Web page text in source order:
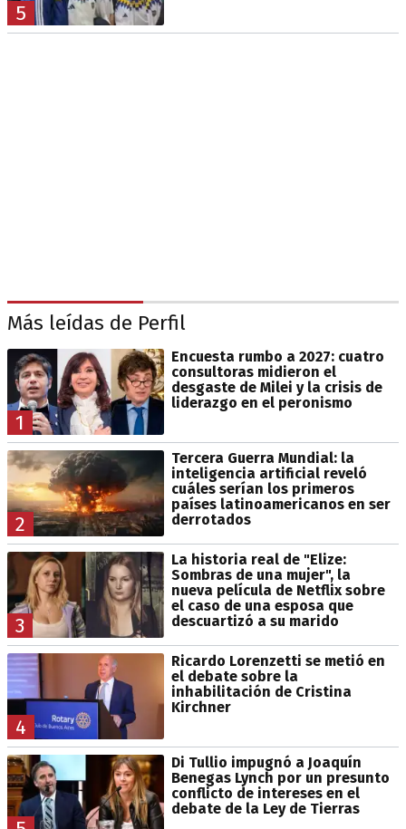
5
Más leídas de Perfil
1
Encuesta rumbo a 2027: cuatro
consultoras midieron el
desgaste de Milei y la crisis de
liderazgo en el peronismo
2
Tercera Guerra Mundial: la
inteligencia artificial reveló
cuáles serían los primeros
países latinoamericanos en ser
derrotados
3
La historia real de "Elize:
Sombras de una mujer", la
nueva película de Netflix sobre
el caso de una esposa que
descuartizó a su marido
4
Ricardo Lorenzetti se metió en
el debate sobre la
inhabilitación de Cristina
Kirchner
Di Tullio impugnó a Joaquín
Benegas Lynch por un presunto
conflicto de intereses en el
debate de la Ley de Tierras